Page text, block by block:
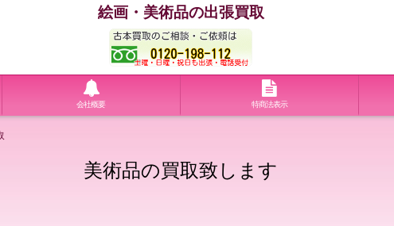
絵画・美術品の出張買取
会社概要 特商法表示
美術品の買取致します